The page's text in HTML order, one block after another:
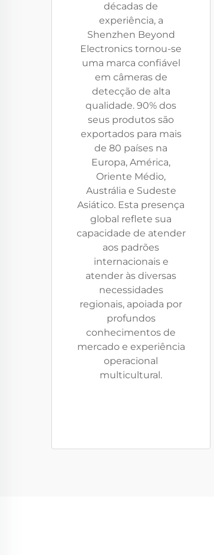
décadas de
experiência, a
Shenzhen Beyond
Electronics tornou-se
uma marca confiável
em câmeras de
detecção de alta
qualidade. 90% dos
seus produtos são
exportados para mais
de 80 países na
Europa, América,
Oriente Médio,
Austrália e Sudeste
Asiático. Esta presença
global reflete sua
capacidade de atender
aos padrões
internacionais e
atender às diversas
necessidades
regionais, apoiada por
profundos
conhecimentos de
mercado e experiência
operacional
multicultural.